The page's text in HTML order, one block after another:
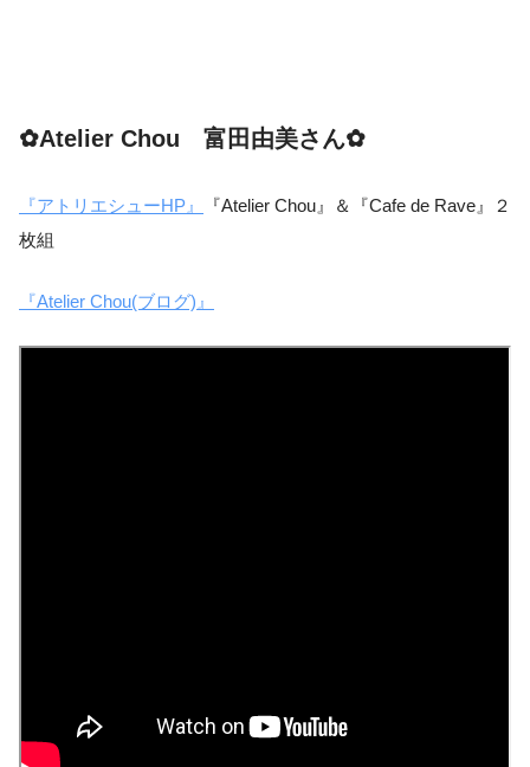
✿Atelier Chou 富田由美さん✿
『アトリエシューHP』
『Atelier Chou』＆『Cafe de Rave』２
枚組
『Atelier Chou(ブログ)』